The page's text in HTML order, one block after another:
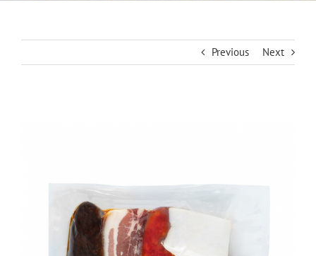
Previous Next